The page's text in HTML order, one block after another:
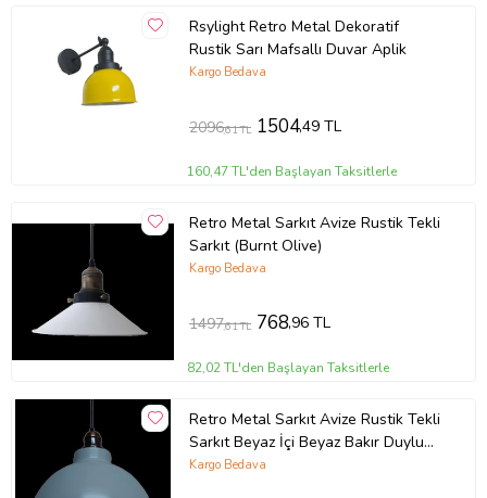
Rsylight Retro Metal Dekoratif
Rustik Sarı Mafsallı Duvar Aplik
Kargo Bedava
2096,61 TL 1504,49 TL
160,47 TL'den Başlayan Taksitlerle
Retro Metal Sarkıt Avize Rustik Tekli
Sarkıt (Burnt Olive)
Kargo Bedava
1497,61 TL 768,96 TL
82,02 TL'den Başlayan Taksitlerle
Retro Metal Sarkıt Avize Rustik Tekli
Sarkıt Beyaz İçi Beyaz Bakır Duylu
(Burnt Olive)
Kargo Bedava